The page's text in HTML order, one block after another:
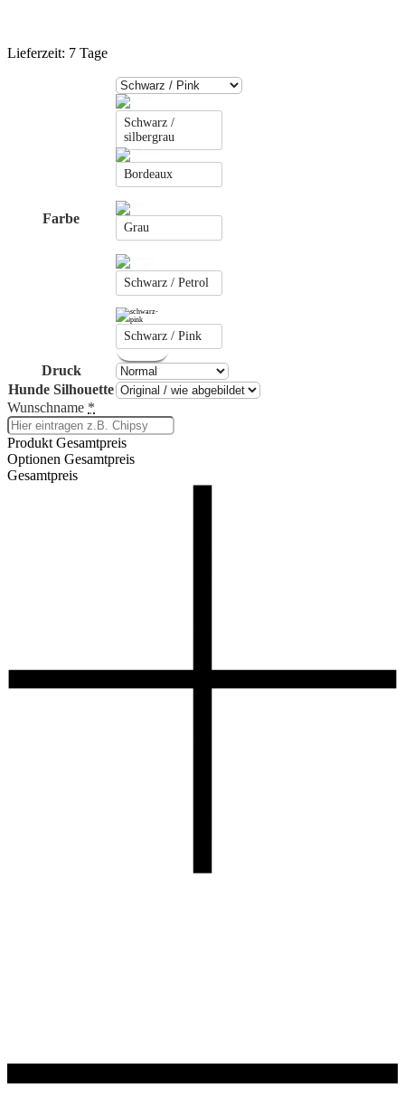
Lieferzeit: 7 Tage
Farbe
Schwarz /
silbergrau
Bordeaux
Grau
Schwarz / Petrol
Schwarz / Pink
Druck
Hunde Silhouette
Wunschname *
Produkt Gesamtpreis
Optionen Gesamtpreis
Gesamtpreis